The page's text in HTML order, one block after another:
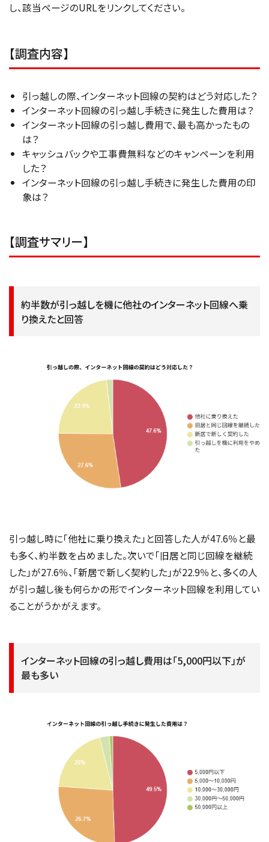
し、該当ページのURLをリンクしてください。
【調査内容】
引っ越しの際、インターネット回線の契約はどう対応した？
インターネット回線の引っ越し手続きに発生した費用は？
インターネット回線の引っ越し費用で、最も高かったもの
は？
キャッシュバックや工事費無料などのキャンペーンを利用
した？
インターネット回線の引っ越し手続きに発生した費用の印
象は？
【調査サマリー】
約半数が引っ越しを機に他社のインターネット回線へ乗
り換えたと回答
引っ越し時に「他社に乗り換えた」と回答した人が47.6％と最
も多く、約半数を占めました。次いで「旧居と同じ回線を継続
した」が27.6％、「新居で新しく契約した」が22.9％と、多くの人
が引っ越し後も何らかの形でインターネット回線を利用してい
ることがうかがえます。
インターネット回線の引っ越し費用は「5,000円以下」が
最も多い